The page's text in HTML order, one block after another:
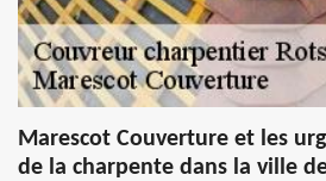
Marescot Couverture et les
de la charpente dans la ville